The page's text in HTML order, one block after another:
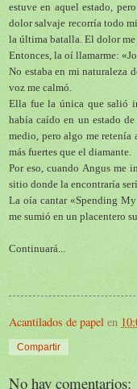
estuve en aquel estado,
dolor salvaje recorría todo
la última batalla. El dolor me
Entonces, la oí llamarme:
No estaba en mi naturaleza
voz me calmó.
Ella fue la única que salió
había caído en un estado
medio, pero algo me retenía
más fuertes que el diamante.
Por eso, cuando Angus me
sitio donde la encontraría
La oía cantar «Spending
me sumió en un placentero
Continuará...
Acantilados de papel en
Compartir
No hay comentarios: